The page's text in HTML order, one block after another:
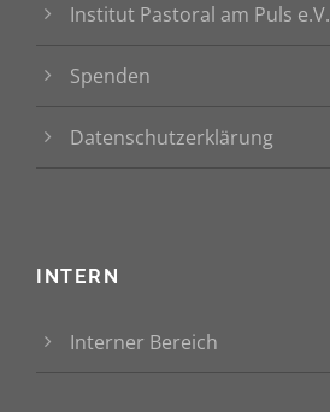
Institut Pastoral am Puls e.V.
Spenden
Datenschutzerklärung
INTERN
Interner Bereich